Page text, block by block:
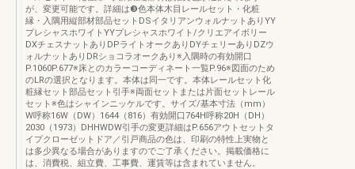
が、変更可能です。詳細は❸色本体木目レールセット・化粧
縁・入隅用縦部材部品セットDSイタリアンウォルナットありYY
プレシャスホワイトYYプレシャスホワイト/クリエアイボリー
DXチェスナットありDPライトオークありDYチェリーありDZウ
ォルナットありDRショコラオークあり※入隅時の有効開口
P.1060P.677※床とのカラーコーディネート一覧P.96※図面のため
のLRの選択となります。本体は同一です。本体レールセット化
粧縁セット部品セット引手※両面セットまたは片面セットレール
セット※色はシャインニッケルです。サイズ/基本寸法（mm）
W呼称16W（DW）1644（816）有効開口764H呼称20H（DH）
2030（1973）DHHWDW引手の変更詳細はP.656アウトセットタ
イプクローゼットドア／引戸商品の色は、印刷の特性上実物と
は多少異なる場合がありますのでご了承ください。掲載価格に
は、消費税、組立費、工事費、運賃等は含まれていません。